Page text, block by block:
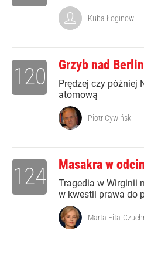
Kuba Łoginow
Grzyb nad
Prędzej czy później
atomową
120
Piotr Cywiński
Masakra w
Tragedia w Wirginii
w kwestii prawa do
124
Marta Fita-